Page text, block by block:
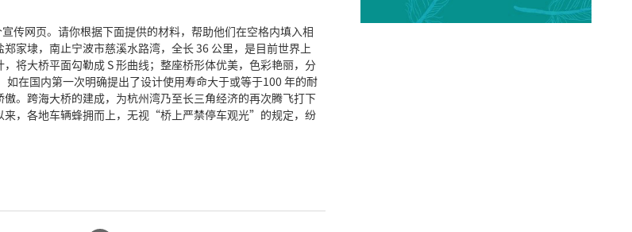
传网页。请你根据下面提供的材料，帮助他们在空格内填入相
埭，南止宁波市慈溪水路湾，全长 36 公里，是目前世界上
将大桥平面勾勒成 S 形曲线；整座桥形体优美，色彩艳丽，分
国内第一次明确提出了设计使用寿命大于或等于100 年的耐
。跨海大桥的建成，为杭州湾乃至长三角经济的再次腾飞打下
，各地车辆蜂拥而上，无视“桥上严禁停车观光”的规定，纷